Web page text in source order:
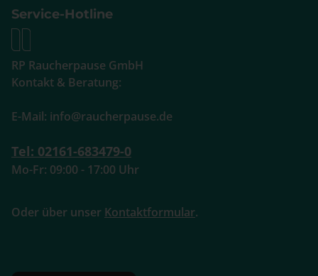
Service-Hotline
RP Raucherpause GmbH
Kontakt & Beratung:
E-Mail: info@raucherpause.de
Tel: 02161-683479-0
Mo-Fr: 09:00 - 17:00 Uhr
Oder über unser Kontaktformular.